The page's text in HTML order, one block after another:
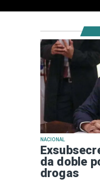
NACIONAL
da doble
drogas